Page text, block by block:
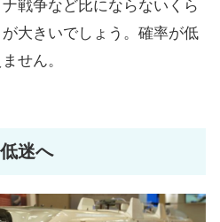
戦争など比にならないくら
大きいでしょう。確率が低
せん。
迷へ